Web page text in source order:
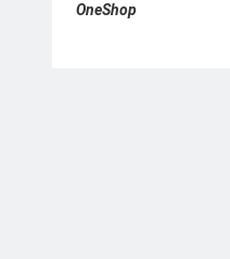
OneShop